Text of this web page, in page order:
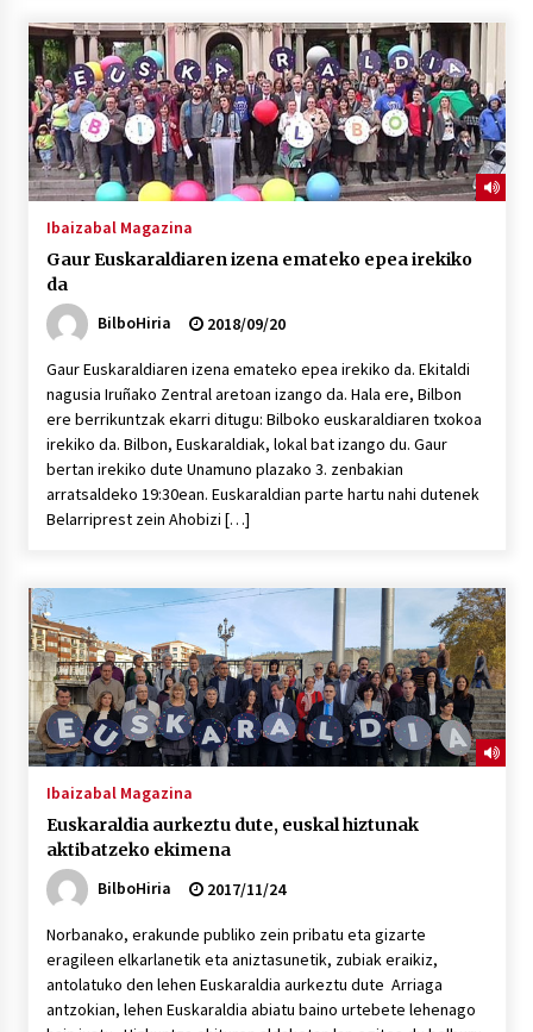
Ibaizabal Magazina
Gaur Euskaraldiaren izena emateko epea irekiko
da
BilboHiria
2018/09/20
Gaur Euskaraldiaren izena emateko epea irekiko da. Ekitaldi
nagusia Iruñako Zentral aretoan izango da. Hala ere, Bilbon
ere berrikuntzak ekarri ditugu: Bilboko euskaraldiaren txokoa
irekiko da. Bilbon, Euskaraldiak, lokal bat izango du. Gaur
bertan irekiko dute Unamuno plazako 3. zenbakian
arratsaldeko 19:30ean. Euskaraldian parte hartu nahi dutenek
Belarriprest zein Ahobizi […]
Ibaizabal Magazina
Euskaraldia aurkeztu dute, euskal hiztunak
aktibatzeko ekimena
BilboHiria
2017/11/24
Norbanako, erakunde publiko zein pribatu eta gizarte
eragileen elkarlanetik eta aniztasunetik, zubiak eraikiz,
antolatuko den lehen Euskaraldia aurkeztu dute Arriaga
antzokian, lehen Euskaraldia abiatu baino urtebete lehenago